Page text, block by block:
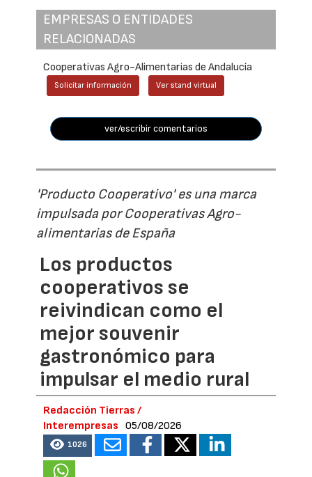
EMPRESAS O ENTIDADES
RELACIONADAS
Cooperativas Agro-Alimentarias de Andalucía
Solicitar información Ver stand virtual
ver/escribir comentarios
'Producto Cooperativo' es una marca
impulsada por Cooperativas Agro-
alimentarias de España
Los productos
cooperativos se
reivindican como el
mejor souvenir
gastronómico para
impulsar el medio rural
Redacción Tierras /
Interempresas
05/08/2026
1026